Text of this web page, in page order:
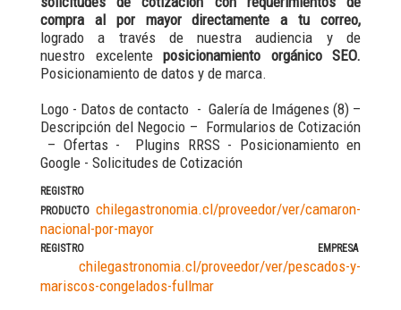
compra al por mayor directamente a tu correo,
logrado a través de nuestra audiencia y de
nuestro excelenteposicionamiento orgánico SEO.
Posicionamiento de datos y de marca.
Logo - Datos de contacto - Galería de Imágenes (8) –
Descripción del Negocio – Formularios de Cotización
– Ofertas - Plugins RRSS - Posicionamiento en
Google - Solicitudes de Cotización
REGISTRO
PRODUCTO chilegastronomia.cl/proveedor/ver/camaron-
nacional-por-mayor
REGISTRO EMPRESA
chilegastronomia.cl/proveedor/ver/pescados-y-
mariscos-congelados-fullmar